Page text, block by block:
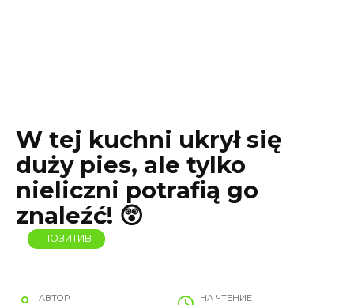
W tej kuchni ukrył się
duży pies, ale tylko
nieliczni potrafią go
znaleźć! 😲
ПОЗИТИВ
АВТОР НА ЧТЕНИЕ